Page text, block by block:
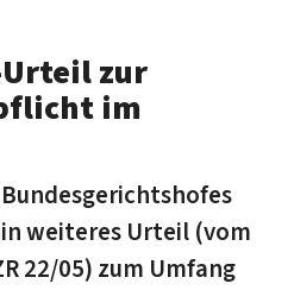
Urteil zur
im
weiteres Urteil (vom
22/05) zum Umfang